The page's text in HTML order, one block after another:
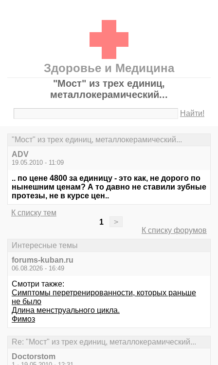
Здоровье и Медицина
"Мост" из трех единиц,
металлокерамический...
Найти!
"Мост" из трех единиц, металлокерамический...
ADV
19.05.2010 - 11:09
.. по цене 4800 за единицу - это как, не дорого по
нынешним ценам? А то давно не ставили зубные
протезы, не в курсе цен..
К списку тем
1
>
К списку форумов
Интересные темы
forums-kuban.ru
06.08.2026 - 16:49
Смотри также:
Симптомы перетренированности, которых раньше
не было
Длина менструального цикла.
Фимоз
Re: "Мост" из трех единиц, металлокерамический...
Doctorstom